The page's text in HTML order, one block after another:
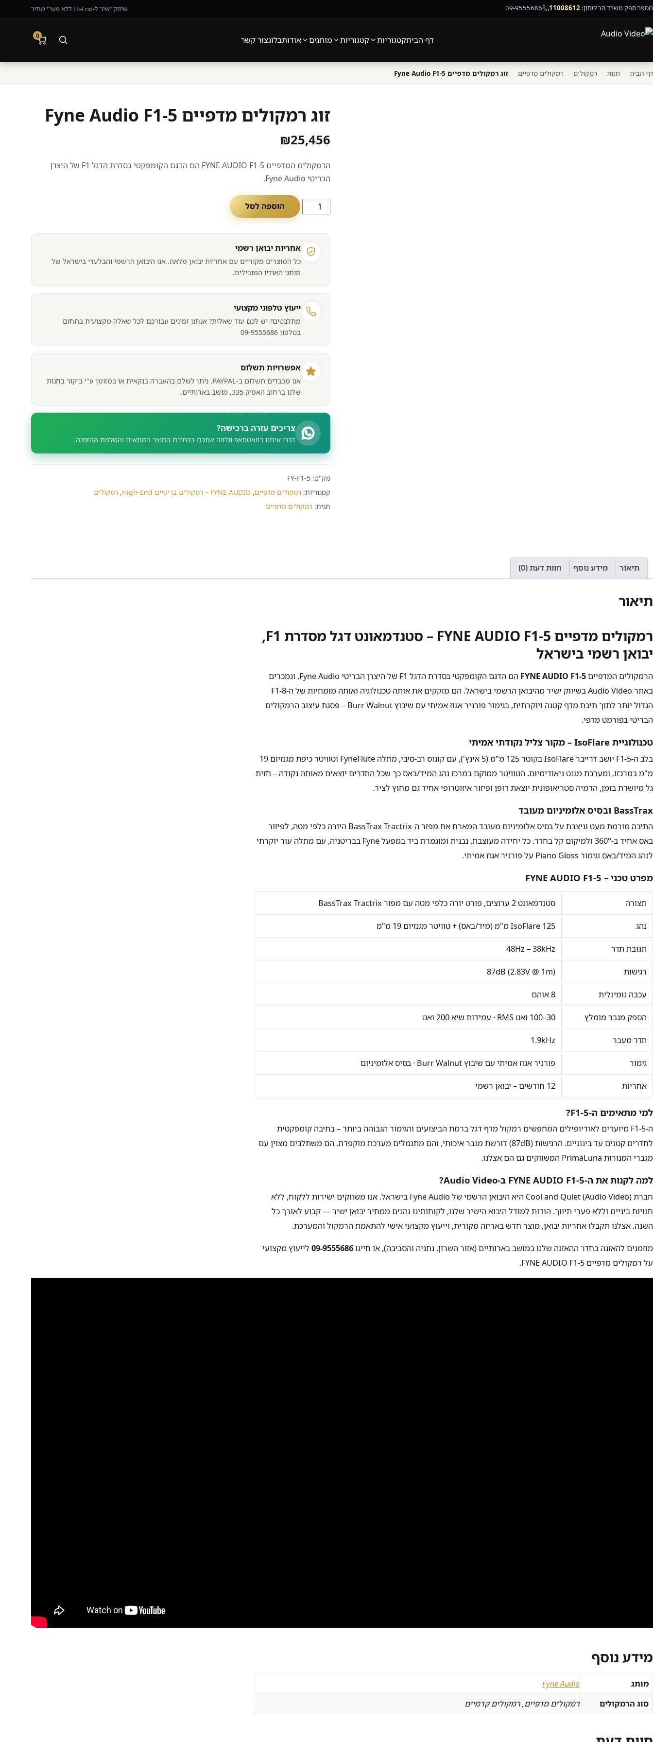
מספר ספק משרד הביטחון: 11008612
09-9555686 שיווק ישיר ל-Hi-End ללא פערי מחיר
דף הביתקטגוריות קטגוריות מותגים אודותבלוגצור קשר 0
דף הבית חנות רמקולים רמקולים מדפיים זוג רמקולים מדפיים Fyne Audio F1-5
זוג רמקולים מדפיים Fyne Audio F1-5
₪25,456
הרמקולים המדפיים FYNE AUDIO F1-5 הם הדגם הקומפקטי בסדרת הדגל F1 של היצרן
הבריטי Fyne Audio.
כמות
של
רמקולים
מדפיים
Audio
F1-
הוספה לסל
אחריות יבואן רשמי
כל המוצרים מקוריים עם אחריות יבואן מלאה. אנו היבואן הרשמי והבלעדי בישראל של
מותגי האודיו המובילים.
ייעוץ טלפוני מקצועי
מתלבטים? יש לכם עוד שאלות? אנחנו זמינים עבורכם לכל שאלה מקצועית בתחום
בטלפון 09-9555686
אפשרויות תשלום
אנו מכבדים תשלום ב-PAYPAL. ניתן לשלם בהעברה בנקאית או במזומן ע"י ביקור בחנות
שלנו ברחוב האפיק 335, מושב בארותיים.
צריכים עזרה ברכישה?
דברו איתנו בוואטסאפ ונלווה אתכם בבחירת המוצר המתאים והשלמת ההזמנה.
מק"ט: FY-F1-5
קטגוריות: רמקולים מדפיים, FYNE AUDIO – רמקולים בריטיים High-End , רמקולים
תגית: רמקולים מדפיים
תיאור מידע נוסף חוות דעת (0)
תיאור
רמקולים מדפיים FYNE AUDIO F1-5 – סטנדמאונט דגל מסדרת F1,
יבואן רשמי בישראל
הרמקולים המדפיים FYNE AUDIO F1-5
הם הדגם הקומפקטי בסדרת הדגל F1 של היצרן הבריטי Fyne Audio, ונמכרים
באתר Audio Video בשיווק ישיר מהיבואן הרשמי בישראל. הם מזקקים את אותה טכנולוגיה ואותה מומחיות של ה-F1-8
הגדול יותר לתוך תיבת מדף קטנה ויוקרתית, בגימור פורניר אגוז אמיתי עם שיבוץ Burr Walnut – פסגת עיצוב הרמקולים
הבריטי בפורמט מדפי.
טכנולוגיית IsoFlare – מקור צליל נקודתי אמיתי
בלב ה-F1-5 יושב דרייבר IsoFlare בקוטר 125 מ"מ (5 אינץ'), עם קונוס רב-סיבי, מתלה FyneFlute וטוויטר כיפת מגנזיום 19
מ"מ במרכזו, ומערכת מגנט ניאודימיום. הטוויטר ממוקם במרכז נהג המיד/באס כך שכל התדרים יוצאים מאותה נקודה – חזית
גל מיושרת בזמן, הדמיה סטריאופונית יוצאת דופן ופיזור איזוטרופי אחיד גם מחוץ לציר.
BassTrax ובסיס אלומיניום מעובד
התיבה מורמת מעט וניצבת על בסיס אלומיניום מעובד המארח את מפזר ה-BassTrax Tractrix היורה כלפי מטה, לפיזור
באס אחיד ב-360° ולמיקום קל בחדר. כל יחידה מעוצבת, נבנית ומוגמרת ביד במפעל Fyne בבריטניה, עם מתלה עור יוקרתי
לנהג המיד/באס וגימור Piano Gloss על פורניר אגוז אמיתי.
מפרט טכני – FYNE AUDIO F1-5
תצורה סטנדמאונט 2 ערוצים, פורט יורה כלפי מטה עם מפזר BassTrax Tractrix
נהג IsoFlare 125 מ"מ (מיד/באס) + טוויטר מגנזיום 19 מ"מ
תגובת תדר 48Hz – 38kHz
רגישות 87dB (2.83V @ 1m)
עכבה נומינלית 8 אוהם
הספק מגבר מומלץ 30–100 ואט RMS · עמידות שיא 200 ואט
תדר מעבר 1.9kHz
גימור פורניר אגוז אמיתי עם שיבוץ Burr Walnut · בסיס אלומיניום
אחריות 12 חודשים – יבואן רשמי
למי מתאימים ה-F1-5?
ה-F1-5 מיועדים לאודיופילים המחפשים רמקול מדף דגל ברמת הביצועים והגימור הגבוהה ביותר – בתיבה קומפקטית
לחדרים קטנים עד בינוניים. הרגישות (87dB) דורשת מגבר איכותי, והם מתגמלים מערכת מוקפדת. הם משתלבים מצוין עם
מגברי המנורות PrimaLuna המשווקים גם הם אצלנו.
למה לקנות את ה-FYNE AUDIO F1-5 ב-Audio Video?
חברת Cool and Quiet (Audio Video) היא היבואן הרשמי של Fyne Audio בישראל. אנו משווקים ישירות ללקוח, ללא
חנויות ביניים וללא פערי תיווך. הודות למודל היבוא הישיר שלנו, לקוחותינו נהנים ממחיר יבואן ישיר — קבוע לאורך כל
השנה. אצלנו תקבלו אחריות יבואן, מוצר חדש באריזה מקורית, וייעוץ מקצועי אישי להתאמת הרמקול והמערכת.
מוזמנים להאזנה בחדר ההאזנה שלנו במושב בארותיים (אזור השרון, נתניה והסביבה), או חייגו09-9555686 לייעוץ מקצועי
על רמקולים מדפיים FYNE AUDIO F1-5.
מידע נוסף
מותג
Fyne Audio
סוג הרמקולים
רמקולים מדפיים, רמקולים קדמיים